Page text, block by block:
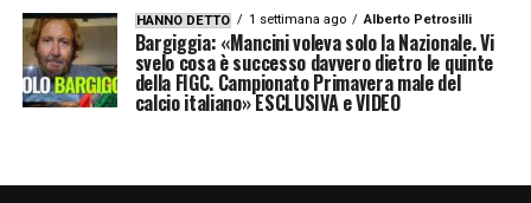
HANNO DETTO 1 settimana ago Alberto Petrosilli
Bargiggia: «Mancini voleva solo la Nazionale. Vi
svelo cosa è successo davvero dietro le quinte
della FIGC. Campionato Primavera male del
calcio italiano» ESCLUSIVA e VIDEO